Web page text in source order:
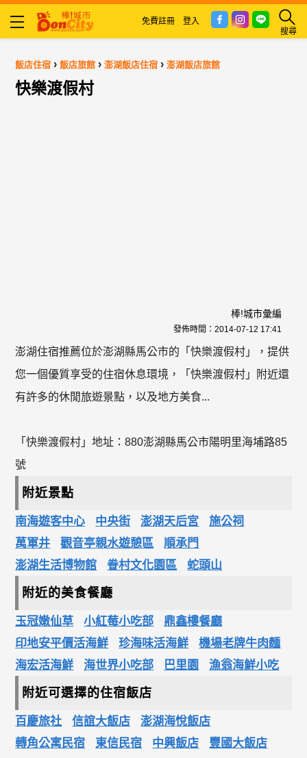
搜尋
免費註冊 登入
飯店住宿 ›飯店旅館 ›澎湖飯店住宿 ›澎湖飯店旅館
快樂渡假村
棒!城市彙編
發佈時間： 2014-07-12 17:41
澎湖住宿推薦位於澎湖縣馬公市的「快樂渡假村」，提供
您一個優質享受的住宿休息環境，「快樂渡假村」附近還
有許多的休閒旅遊景點，以及地方美食...
「快樂渡假村」地址：880澎湖縣馬公市陽明里海埔路85
號
附近景點
南海遊客中心 中央街 澎湖天后宮
施公祠
萬軍井
觀音亭親水遊憩區
順承門
澎湖生活博物館
眷村文化園區 蛇頭山
附近的美食餐廳
玉冠嫩仙草 小紅莓小吃部
鼎鑫樓餐廳
印地安平價活海鮮
珍海味活海鮮
機場老牌牛肉麵
海宏活海鮮
海世界小吃部 巴里園 漁翁海鮮小吃
附近可選擇的住宿飯店
百慶旅社 信誼大飯店
澎湖海悅飯店
轉角公寓民宿
東信民宿 中興飯店
豐國大飯店